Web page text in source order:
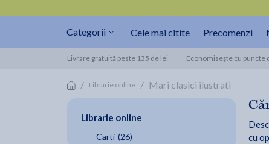
Categorii Cele mai citite Precomenzi
Livrare gratuită peste 135 de lei Economisește cu puncte
/ Librarie online / Mari clasici ilustrati
Librarie online
Carti (26)
cu